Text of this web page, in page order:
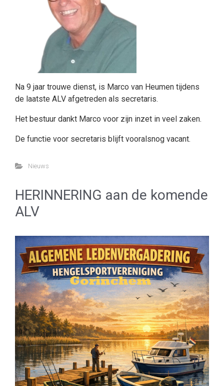
Na 9 jaar trouwe dienst, is Marco van Heumen tijdens
de laatste ALV afgetreden als secretaris.
Het bestuur dankt Marco voor zijn inzet in veel zaken.
De functie voor secretaris blijft vooralsnog vacant.
Nieuws
HERINNERING aan de komende
ALV